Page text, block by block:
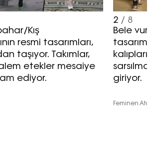
Kış
resmi tasarımları,
taşıyor. Takımlar,
etekler mesaiye
ediyor.
2 / 8
Bele
giriyor.
Feminen